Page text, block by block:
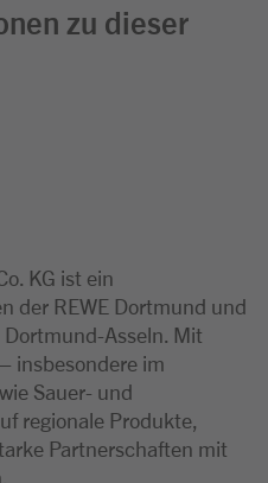
zu dieser
KG ist ein
der REWE Dortmund und
Dortmund-Asseln. Mit
insbesondere im
Sauer- und
regionale Produkte,
Partnerschaften mit